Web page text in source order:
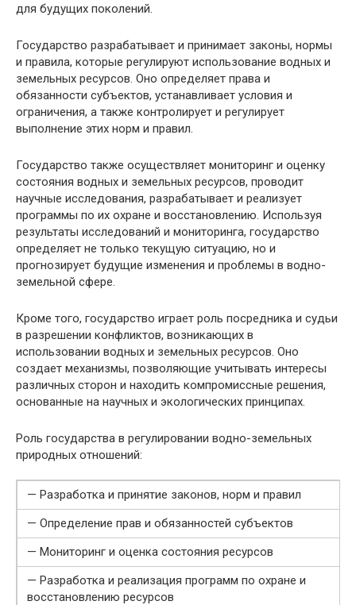
для будущих поколений.
Государство разрабатывает и принимает законы, нормы
и правила, которые регулируют использование водных и
земельных ресурсов. Оно определяет права и
обязанности субъектов, устанавливает условия и
ограничения, а также контролирует и регулирует
выполнение этих норм и правил.
Государство также осуществляет мониторинг и оценку
состояния водных и земельных ресурсов, проводит
научные исследования, разрабатывает и реализует
программы по их охране и восстановлению. Используя
результаты исследований и мониторинга, государство
определяет не только текущую ситуацию, но и
прогнозирует будущие изменения и проблемы в водно-
земельной сфере.
Кроме того, государство играет роль посредника и судьи
в разрешении конфликтов, возникающих в
использовании водных и земельных ресурсов. Оно
создает механизмы, позволяющие учитывать интересы
различных сторон и находить компромиссные решения,
основанные на научных и экологических принципах.
Роль государства в регулировании водно-земельных
природных отношений:
— Разработка и принятие законов, норм и правил
— Определение прав и обязанностей субъектов
— Мониторинг и оценка состояния ресурсов
— Разработка и реализация программ по охране и
восстановлению ресурсов